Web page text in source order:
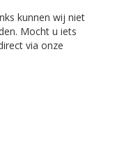
kunnen wij niet
Mocht u iets
via onze